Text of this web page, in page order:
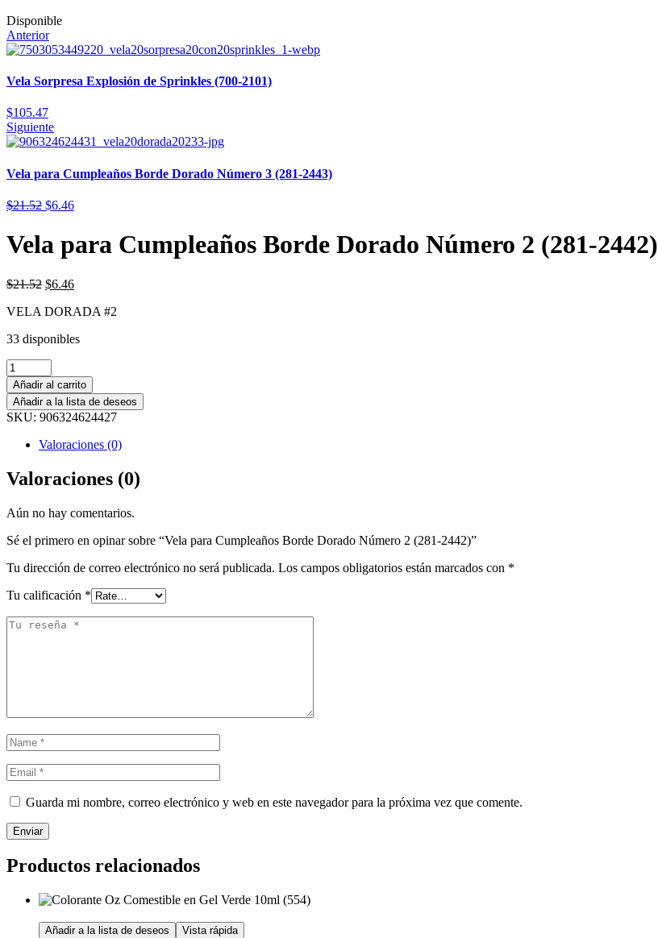
Disponible
Anterior
Vela Sorpresa Explosión de Sprinkles (700-2101)
$105.47
Siguiente
Vela para Cumpleaños Borde Dorado Número 3 (281-2443)
$21.52 $6.46
Vela para Cumpleaños Borde Dorado Número 2 (281-2442)
$21.52 $6.46
VELA DORADA #2
33 disponibles
Añadir al carrito
Añadir a la lista de deseos
SKU: 906324624427
Valoraciones (0)
Valoraciones (0)
Aún no hay comentarios.
Sé el primero en opinar sobre “Vela para Cumpleaños Borde Dorado Número 2 (281-2442)”
Tu dirección de correo electrónico no será publicada. Los campos obligatorios están marcados con *
Tu calificación *
Guarda mi nombre, correo electrónico y web en este navegador para la próxima vez que comente.
Enviar
Productos relacionados
Añadir a la lista de deseos Vista rápida